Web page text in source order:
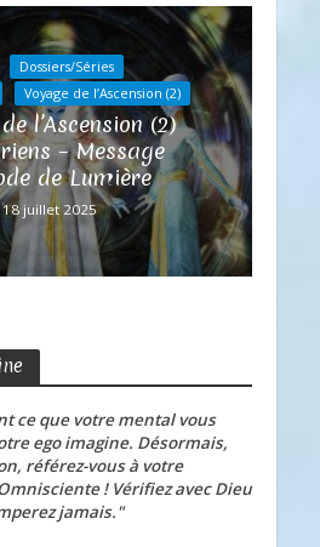
Dossiers/Séries
Voyage de l’Ascension (2)
l’Ascension (2)
– Message
de Lumière
18 juillet 2025
ce que votre mental vous
ego imagine. Désormais,
référez-vous à votre
! Vérifiez avec Dieu
jamais."